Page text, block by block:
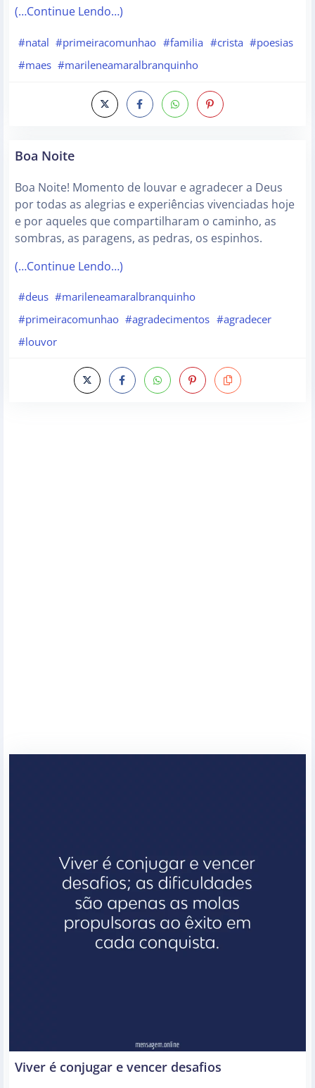
(…Continue Lendo…)
#natal #primeiracomunhao #familia #crista #poesias
#maes #marileneamaralbranquinho
Boa Noite
Boa Noite! Momento de louvar e agradecer a Deus
por todas as alegrias e experiências vivenciadas hoje
e por aqueles que compartilharam o caminho, as
sombras, as paragens, as pedras, os espinhos.
(…Continue Lendo…)
#deus #marileneamaralbranquinho
#primeiracomunhao #agradecimentos #agradecer
#louvor
Viver é conjugar e vencer desafios